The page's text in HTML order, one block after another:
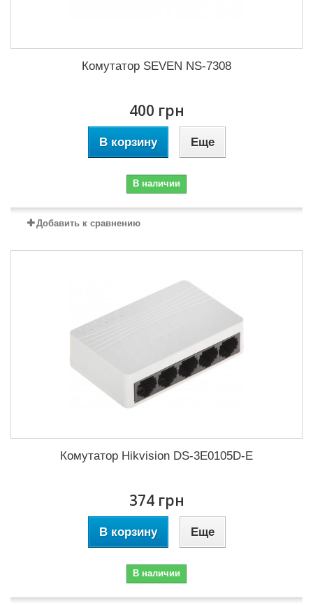
Комутатор SEVEN NS-7308
400 грн
В корзину Еще
В наличии
Добавить к сравнению
Комутатор Hikvision DS-3E0105D-E
374 грн
В корзину Еще
В наличии